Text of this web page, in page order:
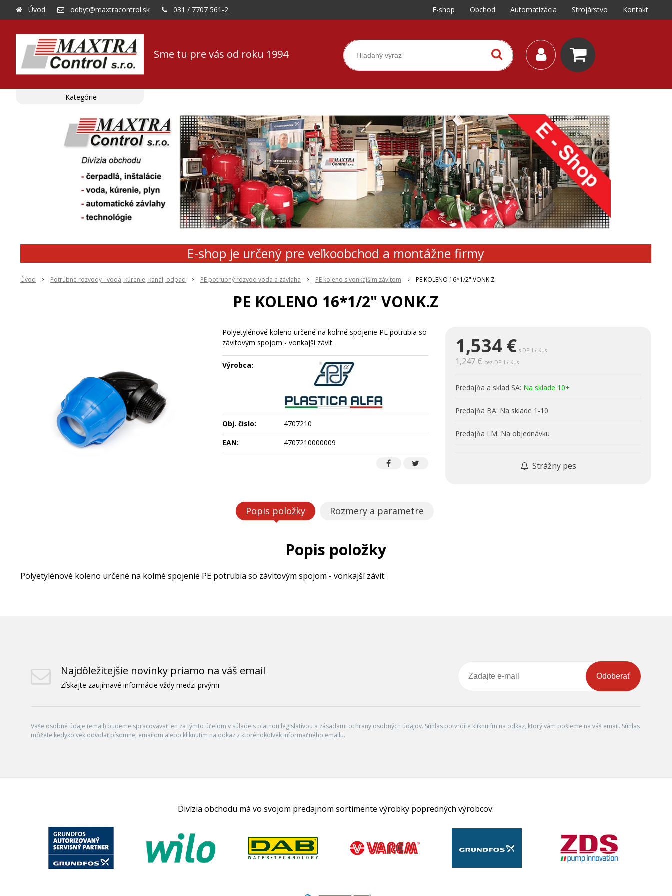
Sme tu pre vás od roku 1994
Úvod odbyt@maxtracontrol.sk 031 / 7707 561-2 E-shop Obchod Automatizácia Strojárstvo Kontakt
E-shop je určený pre veľkoobchod a montážne firmy
Úvod Potrubné rozvody - voda, kúrenie, kanál, odpad PE potrubný rozvod voda a závlaha PE koleno s vonkajším závitom PE KOLENO 16*1/2" VONK.Z
PE KOLENO 16*1/2" VONK.Z
1,534 € s DPH / Kus
1,247 € bez DPH / Kus
Predajňa a sklad SA: Na sklade 10+
Predajňa BA: Na sklade 1-10
Predajňa LM: Na objednávku
Strážny pes
Polyetylénové koleno určené na kolmé spojenie PE potrubia so
závitovým spojom - vonkajší závit.
Výrobca:
Obj. čislo:
4707210
EAN:
4707210000009
Popis položky Rozmery a parametre
Popis položky
Polyetylénové koleno určené na kolmé spojenie PE potrubia so závitovým spojom - vonkajší závit.
Kategórie
Najdôležitejšie novinky priamo na váš email
Získajte zaujímavé informácie vždy medzi prvými
Odoberať
Vaše osobné údaje (email) budeme spracovávať len za týmto účelom v súlade s platnou legislatívou a zásadami ochrany osobných údajov. Súhlas potvrdíte kliknutím na odkaz, ktorý vám pošleme na váš email. Súhlas
môžete kedykoľvek odvolať písomne, emailom alebo kliknutím na odkaz z ktoréhokoľvek informačného emailu.
Divízia obchodu má vo svojom predajnom sortimente výrobky popredných výrobcov: